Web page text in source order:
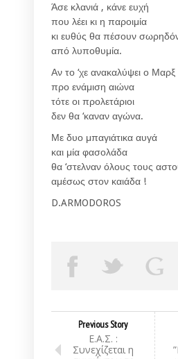
Άσε κλανιά , κάνε ευχή
που λέει κι η παροιμία
κι ευθύς θα πέσουν
από λυποθυμία.
Αν το ‘χε ανακαλύψει ο Μαρξ
προ ενάμιση αιώνα
τότε οι προλετάριοι
δεν θα ‘καναν αγώνα.
Με δυο μπαγιάτικα αυγά
και μία φασολάδα
θα ‘στελναν όλους τους
αμέσως στον καιάδα !
D.ARMODOROS
Previous Story
Ε.Α.Σ. :
Συνεχίζεται η